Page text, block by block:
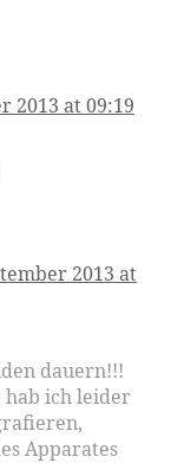
2013 at 09:19
2013 at
dauern!!!
hab ich leider
Apparates